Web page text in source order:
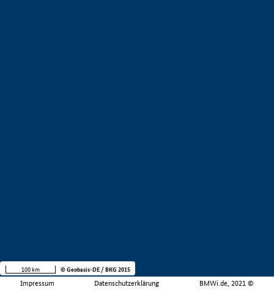
Impressum Datenschutzerklärung BMWi.de, 2021 ©
100 km © Geobasis-DE / BKG 2015